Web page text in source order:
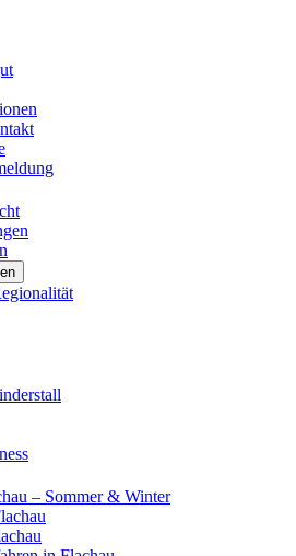
– Sommer & Winter